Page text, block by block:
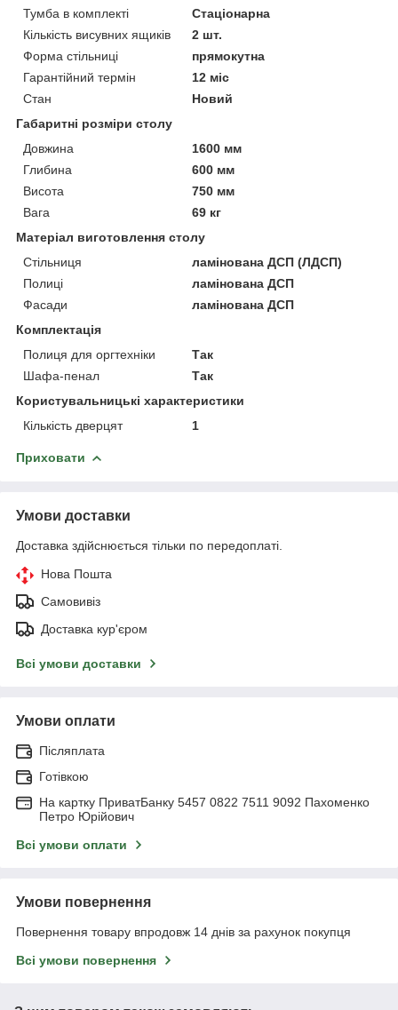
Тумба в комплекті
Стаціонарна
Кількість висувних ящиків
2 шт.
Форма стільниці
прямокутна
Гарантійний термін
12 міс
Стан
Новий
Габаритні розміри столу
Довжина
1600 мм
Глибина
600 мм
Висота
750 мм
Вага
69 кг
Матеріал виготовлення столу
Стільниця
ламінована ДСП (ЛДСП)
Полиці
ламінована ДСП
Фасади
ламінована ДСП
Комплектація
Полиця для оргтехніки
Так
Шафа-пенал
Так
Користувальницькі характеристики
Кількість дверцят
1
Приховати
Умови доставки
Доставка здійснюється тільки по передоплаті.
Нова Пошта
Самовивіз
Доставка кур'єром
Всі умови доставки
Умови оплати
Післяплата
Готівкою
На картку ПриватБанку 5457 0822 7511 9092 Пахоменко
Петро Юрійович
Всі умови оплати
Умови повернення
Повернення товару впродовж 14 днів за рахунок покупця
Всі умови повернення